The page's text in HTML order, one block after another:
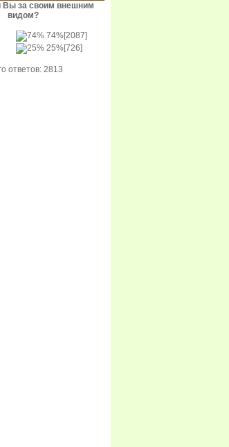
Вы за своим внешним
видом?
74%[2087]
25%[726]
ответов: 2813